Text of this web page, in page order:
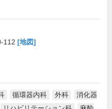
112 [地図]
循環器内科 外科
消化器